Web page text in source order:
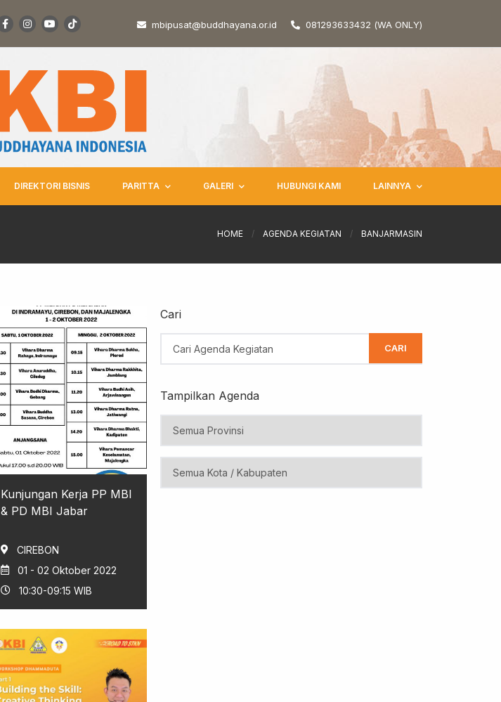
mbipusat@buddhayana.or.id 081293633432 (WA ONLY)
DIREKTORI BISNIS PARITTA GALERI HUBUNGI KAMI LAINNYA
HOME / AGENDA KEGIATAN / BANJARMASIN
Kunjungan Kerja PP MBI
& PD MBI Jabar
CIREBON
01 - 02 Oktober 2022
10:30-09:15 WIB
Cari
CARI
Tampilkan Agenda